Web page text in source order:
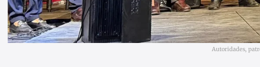
Autoridades,